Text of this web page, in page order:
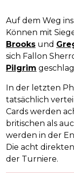
Auf dem Weg
Können mit
Brooks und
sich Fallon
Pilgrim
In der letzten
tatsächlich
Cards werden
britischen als
werden in der
Die acht
der Turniere.